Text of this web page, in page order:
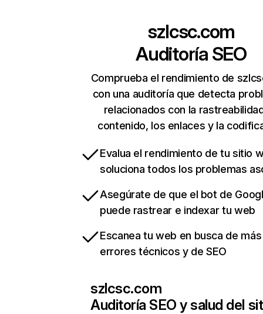
szlcsc.com
Auditoría SEO
Comprueba el rendimiento de
con una auditoría que detecta
relacionados con la
contenido, los enlaces y la
Evalua el rendimiento de tu sitio
soluciona todos los problemas
Asegúrate de que el bot de
puede rastrear e indexar tu web
Escanea tu web en busca de
errores técnicos y de SEO
szlcsc.com
Auditoría SEO y salud del